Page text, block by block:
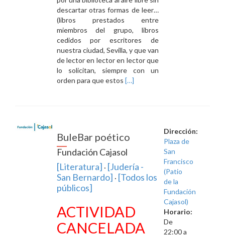
descartar otras formas de leer…
(libros prestados entre
miembros del grupo, libros
cedidos por escritores de
nuestra ciudad, Sevilla, y que van
de lector en lector en lector que
lo solicitan, siempre con un
orden para que estos Leer
[…]
BuleBar poético
Fundación Cajasol
[Literatura] · [Judería -
San Bernardo] · [Todos los
públicos]
ACTIVIDAD
CANCELADA
Dirección:
Plaza de
San
Francisco
(Patio
de la
Fundación
Cajasol)
Horario:
De
22:00 a